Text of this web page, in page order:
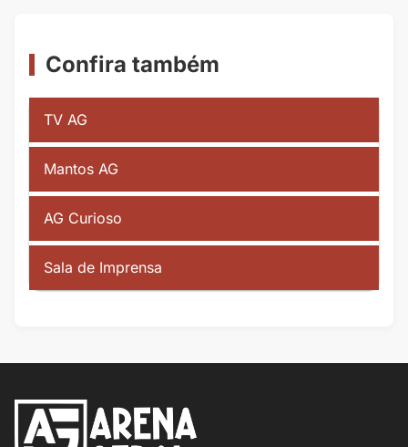
Confira também
TV AG
Mantos AG
AG Curioso
Sala de Imprensa